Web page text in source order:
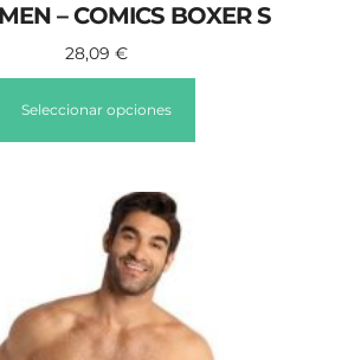
– COMICS BOXER S
28,09 €
Seleccionar opciones